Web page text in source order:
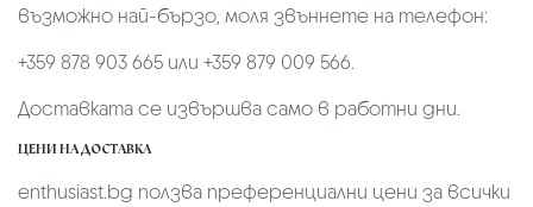
възможно най-бързо, моля звъннете на телефон:
+359 878 903 665 или +359 879 009 566.
Доставката се извършва само в работни дни.
ЦЕНИ НА ДОСТАВКА
enthusiast.bg ползва преференциални цени за всички